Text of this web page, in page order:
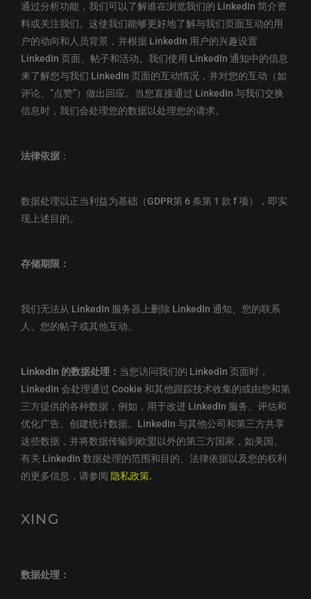
通过分析功能，我们可以了解谁在浏览我们的 LinkedIn 简介资
料或关注我们。这使我们能够更好地了解与我们页面互动的用
户的动向和人员背景，并根据 LinkedIn 用户的兴趣设置
LinkedIn 页面、帖子和活动。我们使用 LinkedIn 通知中的信息
来了解您与我们 LinkedIn 页面的互动情况，并对您的互动（如
评论、”点赞”）做出回应。当您直接通过 LinkedIn 与我们交换
信息时，我们会处理您的数据以处理您的请求。
法律依据：
数据处理以正当利益为基础（GDPR第 6 条第 1 款 f 项），即实
现上述目的。
存储期限：
我们无法从 LinkedIn 服务器上删除 LinkedIn 通知、您的联系
人、您的帖子或其他互动。
LinkedIn 的数据处理： 当您访问我们的 LinkedIn 页面时，
LinkedIn 会处理通过 Cookie 和其他跟踪技术收集的或由您和第
三方提供的各种数据，例如，用于改进 LinkedIn 服务、评估和
优化广告、创建统计数据。LinkedIn 与其他公司和第三方共享
这些数据，并将数据传输到欧盟以外的第三方国家，如美国。
有关 LinkedIn 数据处理的范围和目的、法律依据以及您的权利
的更多信息，请参阅 隐私政策.
XING
数据处理：